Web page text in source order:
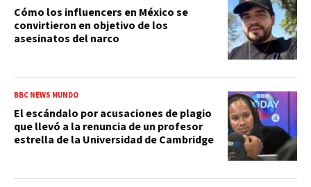
Cómo los influencers en México se
convirtieron en objetivo de los
asesinatos del narco
BBC NEWS MUNDO
El escándalo por acusaciones de plagio
que llevó a la renuncia de un profesor
estrella de la Universidad de Cambridge